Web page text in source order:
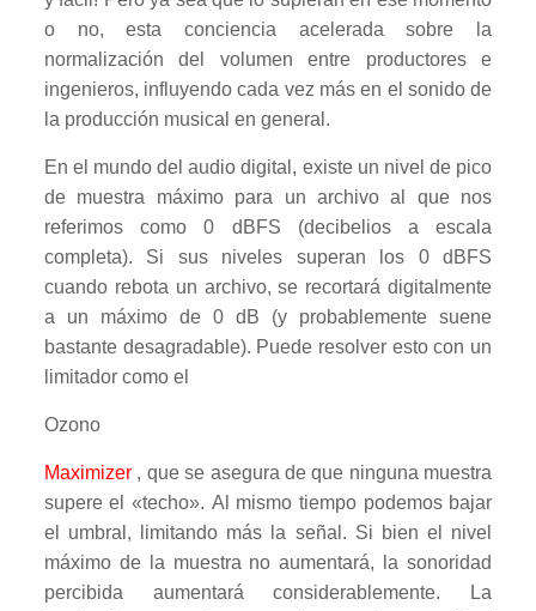
o no, esta conciencia acelerada sobre la
normalización del volumen entre productores e
ingenieros, influyendo cada vez más en el sonido de
la producción musical en general.
En el mundo del audio digital, existe un nivel de pico
de muestra máximo para un archivo al que nos
referimos como 0 dBFS (decibelios a escala
completa). Si sus niveles superan los 0 dBFS
cuando rebota un archivo, se recortará digitalmente
a un máximo de 0 dB (y probablemente suene
bastante desagradable). Puede resolver esto con un
limitador como el
Ozono
Maximizer, que se asegura de que ninguna muestra
supere el «techo». Al mismo tiempo podemos bajar
el umbral, limitando más la señal. Si bien el nivel
máximo de la muestra no aumentará, la sonoridad
percibida aumentará considerablemente. La